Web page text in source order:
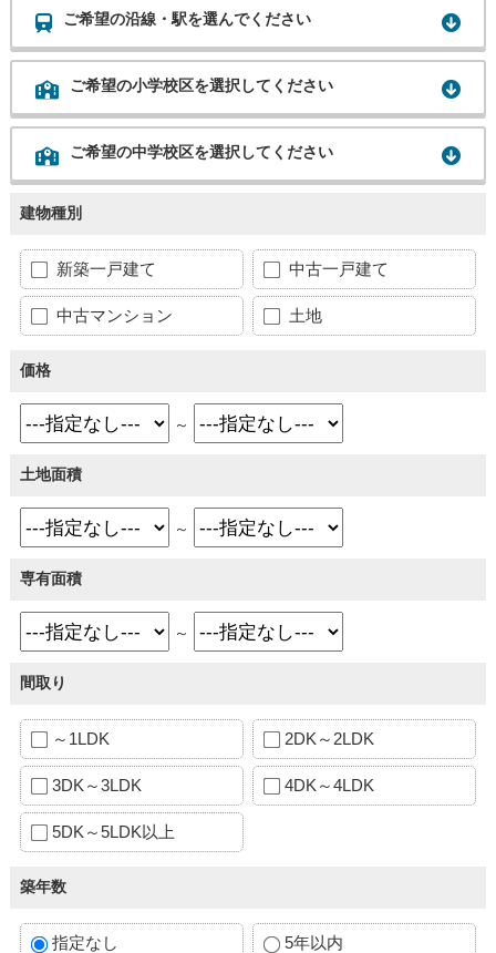
ご希望の沿線・駅を選んでください
ご希望の小学校区を選択してください
ご希望の中学校区を選択してください
建物種別
新築一戸建て 中古一戸建て
中古マンション 土地
価格
～
土地面積
～
専有面積
～
間取り
～1LDK 2DK～2LDK
3DK～3LDK 4DK～4LDK
5DK～5LDK以上
築年数
指定なし 5年以内